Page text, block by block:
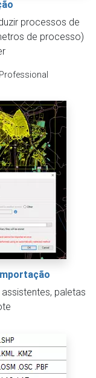
processos de
de processo)
paletas